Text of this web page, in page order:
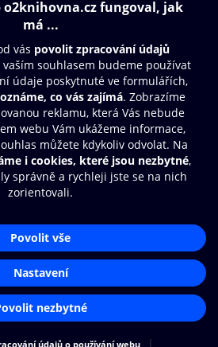
údajů
Aplikace O2 Knihovna
Čti a poslouchej své e-knihy a
audioknihy rychleji a pohodlněji.